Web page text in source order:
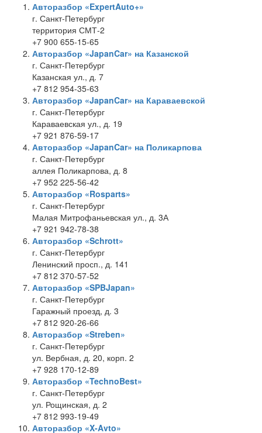
Авторазбор «ExpertAuto+»
г. Санкт-Петербург
территория СМТ-2
+7 900 655-15-65
Авторазбор «JapanCar» на Казанской
г. Санкт-Петербург
Казанская ул., д. 7
+7 812 954-35-63
Авторазбор «JapanCar» на Караваевской
г. Санкт-Петербург
Караваевская ул., д. 19
+7 921 876-59-17
Авторазбор «JapanCar» на Поликарпова
г. Санкт-Петербург
аллея Поликарпова, д. 8
+7 952 225-56-42
Авторазбор «Rosparts»
г. Санкт-Петербург
Малая Митрофаньевская ул., д. 3А
+7 921 942-78-38
Авторазбор «Schrott»
г. Санкт-Петербург
Ленинский просп., д. 141
+7 812 370-57-52
Авторазбор «SPBJapan»
г. Санкт-Петербург
Гаражный проезд, д. 3
+7 812 920-26-66
Авторазбор «Streben»
г. Санкт-Петербург
ул. Вербная, д. 20, корп. 2
+7 928 170-12-89
Авторазбор «TechnoBest»
г. Санкт-Петербург
ул. Рощинская, д. 2
+7 812 993-19-49
Авторазбор «X-Avto»